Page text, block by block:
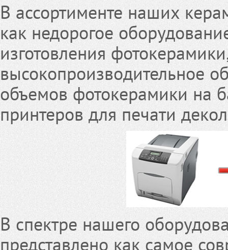
В ассортименте наших
как недорогое
изготовления
высокопроизводительное
объемов фотокерамики на
принтеров для печати
В спектре нашего
представлено как самое